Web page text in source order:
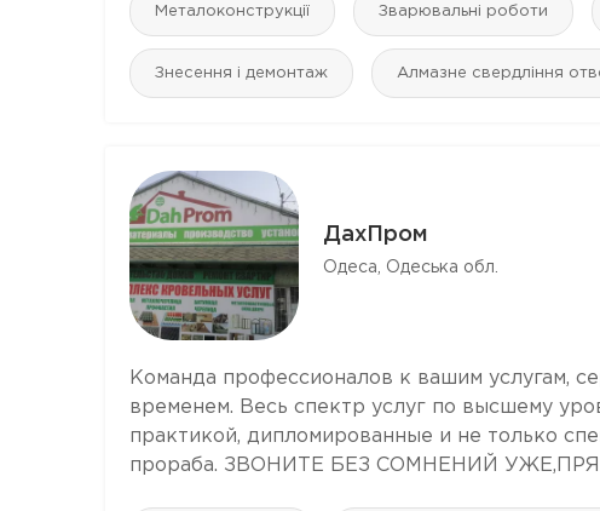
Металоконструкції Зварювальні роботи
Знесення і демонтаж Алмазне свердління
ДахПром
Одеса, Одеська обл.
Команда профессионалов к вашим услугам,
временем. Весь спектр услуг по высшему
практикой, дипломированные и не только
прораба. ЗВОНИТЕ БЕЗ СОМНЕНИЙ